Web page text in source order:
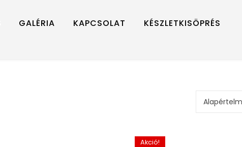
GALÉRIA KAPCSOLAT KÉSZLETKISÖPRÉS
Akció!